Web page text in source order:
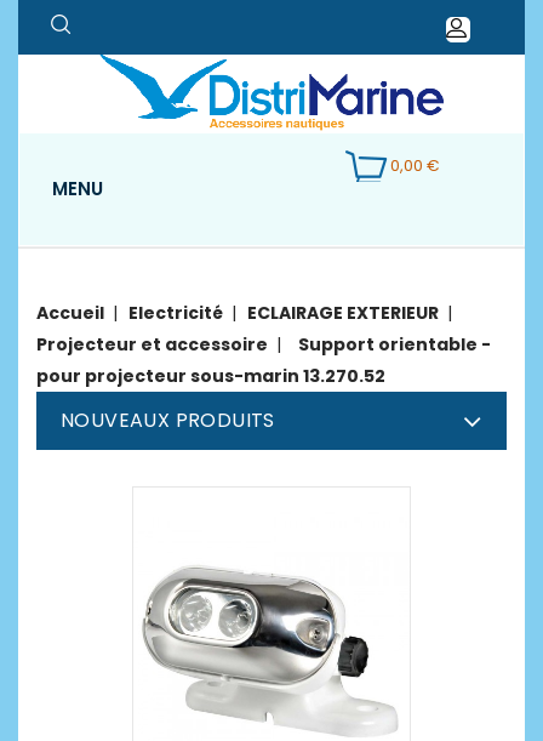
0,00 €
MENU
Accueil Electricité
ECLAIRAGE EXTERIEUR
Projecteur et accessoire
Support orientable -
pour projecteur sous-marin 13.270.52
NOUVEAUX PRODUITS